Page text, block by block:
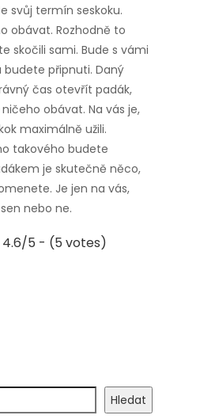
svůj termín seskoku.
obávat. Rozhodně to
skočili sami. Bude s vámi
budete připnuti. Daný
čas otevřít padák,
obávat. Na vás je,
maximálně užili.
takového budete
je skutečně něco,
Je jen na vás,
nebo ne.
4.6/5 - (5 votes)
Hledat